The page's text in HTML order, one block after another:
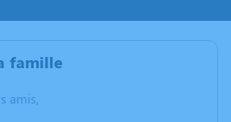
famille
amis,